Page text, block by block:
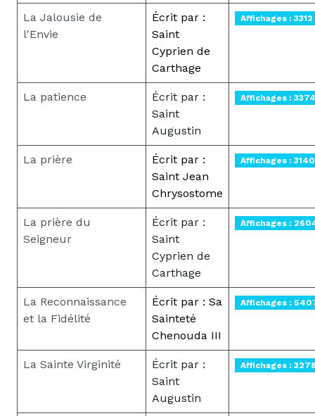
La Jalousie de
l'Envie
Écrit par :
Saint
Cyprien de
Carthage
Affichages : 3312
La patience
Écrit par :
Saint
Augustin
Affichages : 3374
La prière
Écrit par :
Saint Jean
Chrysostome
Affichages : 3140
La prière du
Seigneur
Écrit par :
Saint
Cyprien de
Carthage
Affichages :
La Reconnaissance
et la Fidélité
Écrit par : Sa
Sainteté
Chenouda III
Affichages :
La Sainte Virginité
Écrit par :
Saint
Augustin
Affichages :